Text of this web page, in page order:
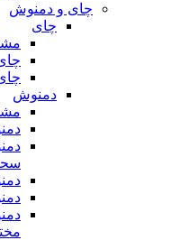
چای و دمنوش
چای
دمنوش